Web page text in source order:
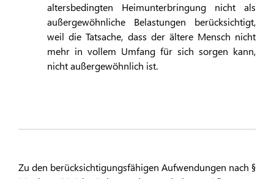
altersbedingten Heimunterbringung nicht als
außergewöhnliche Belastungen berücksichtigt,
weil die Tatsache, dass der ältere Mensch nicht
mehr in vollem Umfang für sich sorgen kann,
nicht außergewöhnlich ist.
Zu den berücksichtigungsfähigen Aufwendungen nach §